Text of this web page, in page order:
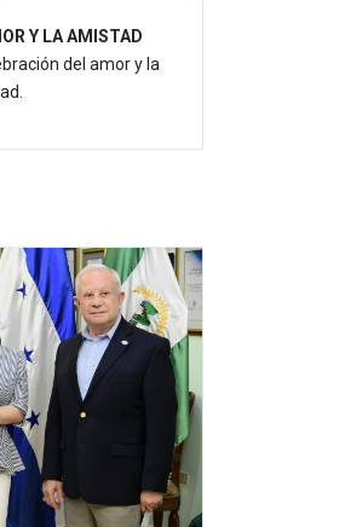
Y LA AMISTAD
del amor y la